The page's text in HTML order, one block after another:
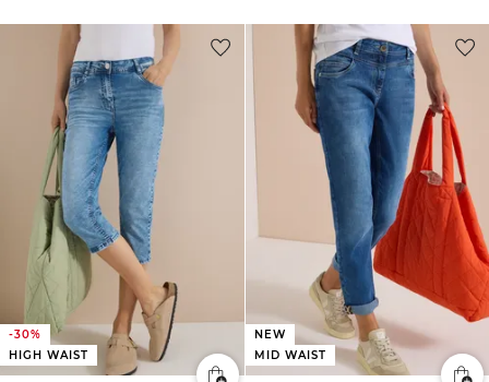
-30%
HIGH WAIST
NEW
MID WAIST